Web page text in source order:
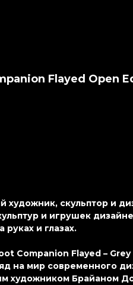
Flayed Open
художник, скульптор и
и игрушек
руках и глазах.
Companion Flayed –
на мир современного
художником Брайаном